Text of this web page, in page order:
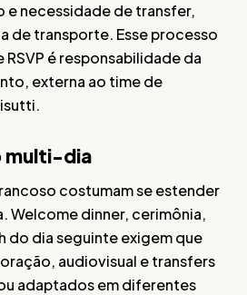
e necessidade de transfer,
de transporte. Esse processo
é responsabilidade da
externa ao time de
multi-dia
costumam se estender
Welcome dinner, cerimônia,
do dia seguinte exigem que
audiovisual e transfers
adaptados em diferentes